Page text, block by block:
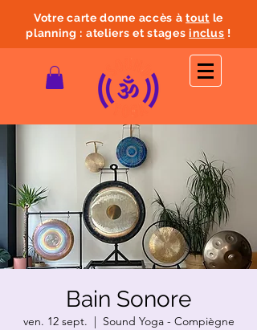
Votre carte donne accès àtout le
planning : ateliers et stagesinclus !
Bain Sonore
ven. 12 sept.
  |
Sound Yoga - Compiègne